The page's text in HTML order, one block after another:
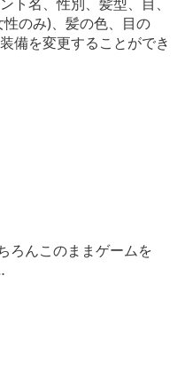
のみ)、髪の色、目の
備を変更することができ
ろんこのままゲームを